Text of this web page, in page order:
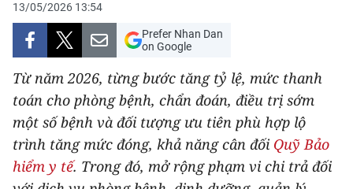
VĂN HÓA
XÃ HỘI
PHÁP LUẬT
DU LỊCH
THẾ GIỚI
13/05/2026 13:54
Prefer Nhan Dan
on Google
Từ năm 2026, từng bước tăng tỷ lệ, mức thanh
toán cho phòng bệnh, chẩn đoán, điều trị sớm
một số bệnh và đối tượng ưu tiên phù hợp lộ
trình tăng mức đóng, khả năng cân đối Quỹ Bảo
hiểm y tế. Trong đó, mở rộng phạm vi chi trả đối